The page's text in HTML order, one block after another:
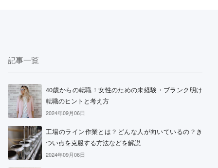
記事一覧
40歳からの転職！女性のための未経験・ブランク明け
転職のヒントと考え方
2024年09月06日
工場のライン作業とは？どんな人が向いているの？き
つい点を克服する方法などを解説
2024年09月06日